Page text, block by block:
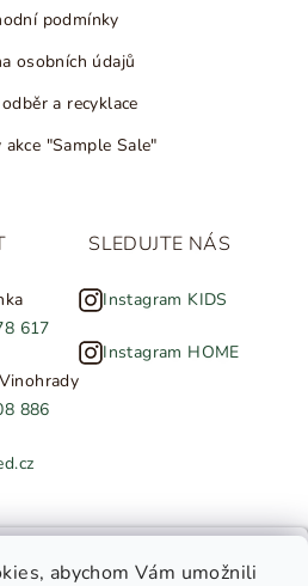
, abychom Vám umožnili
podmínky
osobních údajů
a recyklace
"Sample Sale"
617
886
SLEDUJTE NÁS
Instagram KIDS
Instagram HOME
ZE SALTED